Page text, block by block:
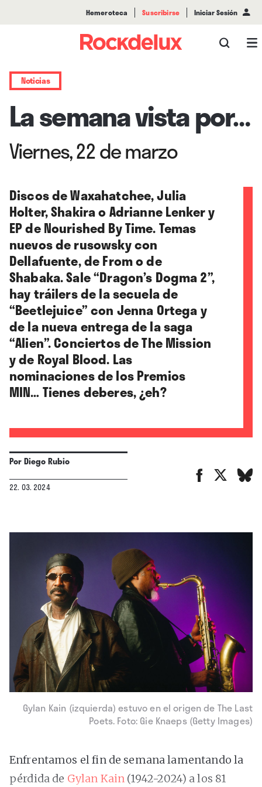
Hemeroteca Suscribirse Iniciar Sesión
Noticias
La semana vista por…
Viernes, 22 de marzo
Discos de Waxahatchee, Julia
Holter, Shakira o Adrianne Lenker y
EP de Nourished By Time. Temas
nuevos de rusowsky con
Dellafuente, de From o de
Shabaka. Sale “Dragon’s Dogma 2”,
hay tráilers de la secuela de
“Beetlejuice” con Jenna Ortega y
de la nueva entrega de la saga
“Alien”. Conciertos de The Mission
y de Royal Blood. Las
nominaciones de los Premios
MIN… Tienes deberes, ¿eh?
PorDiego Rubio
22. 03. 2024
Gylan Kain (izquierda) estuvo en el origen de The Last
Poets. Foto: Gie Knaeps (Getty Images)
Enfrentamos el fin de semana lamentando la
pérdida de Gylan Kain (1942-2024) a los 81